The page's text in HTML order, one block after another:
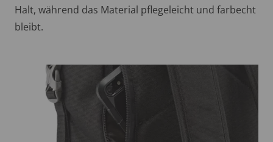
Halt, während das Material pflegeleicht und farbecht
bleibt.